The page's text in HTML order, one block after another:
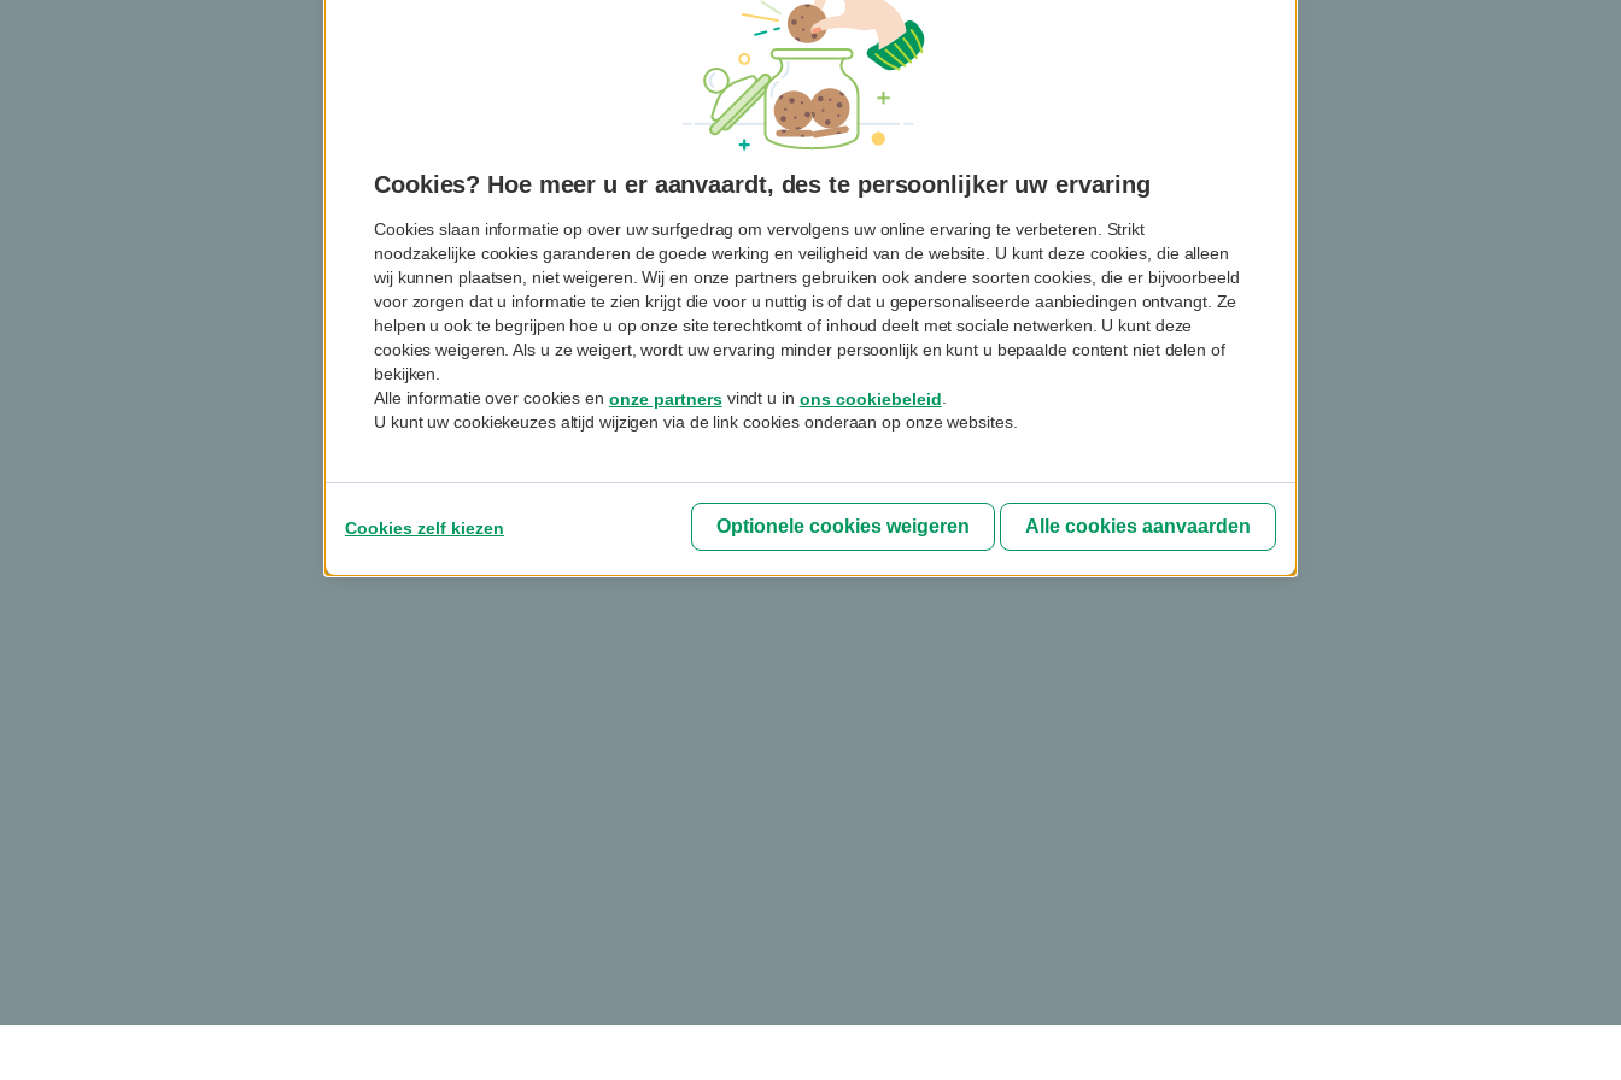
Uw paswoord vergeten?
Blijf aangemeld
AANMELDEN
Inschrijven
Hebt u nog geen MyExperts profiel
aangemaakt of uw gebruikersnaam vergeten.
Spreek er uw adviseur over aan.
De bank verwerkt uw persoonsgegevens overeenkomstig metde
Privacyverklaring
van BNP Paribas Fortis NV die u ook in alle kantoren
Cookies? Hoe meer u er aanvaardt, des te persoonlijker uw ervaring
Cookies slaan informatie op over uw surfgedrag om vervolgens uw online ervaring te verbeteren. Strikt
noodzakelijke cookies garanderen de goede werking en veiligheid van de website. U kunt deze cookies, die alleen
wij kunnen plaatsen, niet weigeren. Wij en onze partners gebruiken ook andere soorten cookies, die er bijvoorbeeld
voor zorgen dat u informatie te zien krijgt die voor u nuttig is of dat u gepersonaliseerde aanbiedingen ontvangt. Ze
helpen u ook te begrijpen hoe u op onze site terechtkomt of inhoud deelt met sociale netwerken. U kunt deze
cookies weigeren. Als u ze weigert, wordt uw ervaring minder persoonlijk en kunt u bepaalde content niet delen of
bekijken.
Alle informatie over cookies en onze partnersvindt u in ons cookiebeleid
U kunt uw cookiekeuzes altijd wijzigen via de link cookies onderaan op onze websites.
Cookies zelf kiezen Optionele cookies weigeren Alle cookies aanvaarden